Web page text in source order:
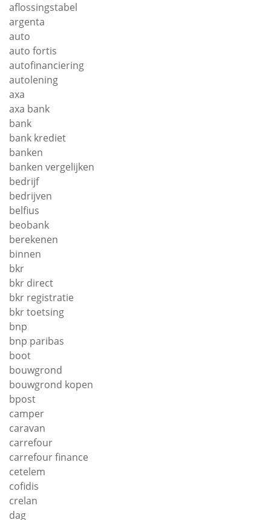
aflossingstabel
argenta
auto
auto fortis
autofinanciering
autolening
axa
axa bank
bank
bank krediet
banken
banken vergelijken
bedrijf
bedrijven
belfius
beobank
berekenen
binnen
bkr
bkr direct
bkr registratie
bkr toetsing
bnp
bnp paribas
boot
bouwgrond
bouwgrond kopen
bpost
camper
caravan
carrefour
carrefour finance
cetelem
cofidis
crelan
dag